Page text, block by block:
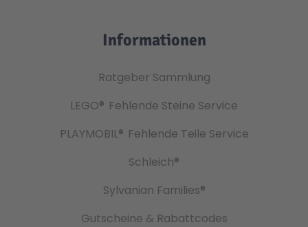
Informationen
Ratgeber Sammlung
LEGO® Fehlende Steine Service
PLAYMOBIL® Fehlende Teile Service
Schleich®
Sylvanian Families®
Gutscheine & Rabattcodes